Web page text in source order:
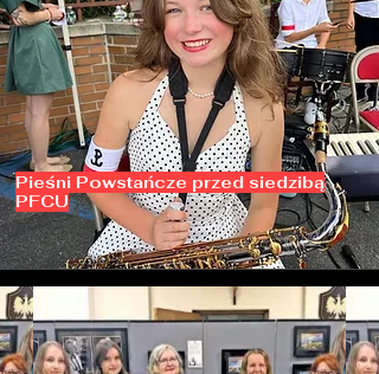
Pieśni Powstańcze przed siedzibą
PFCU